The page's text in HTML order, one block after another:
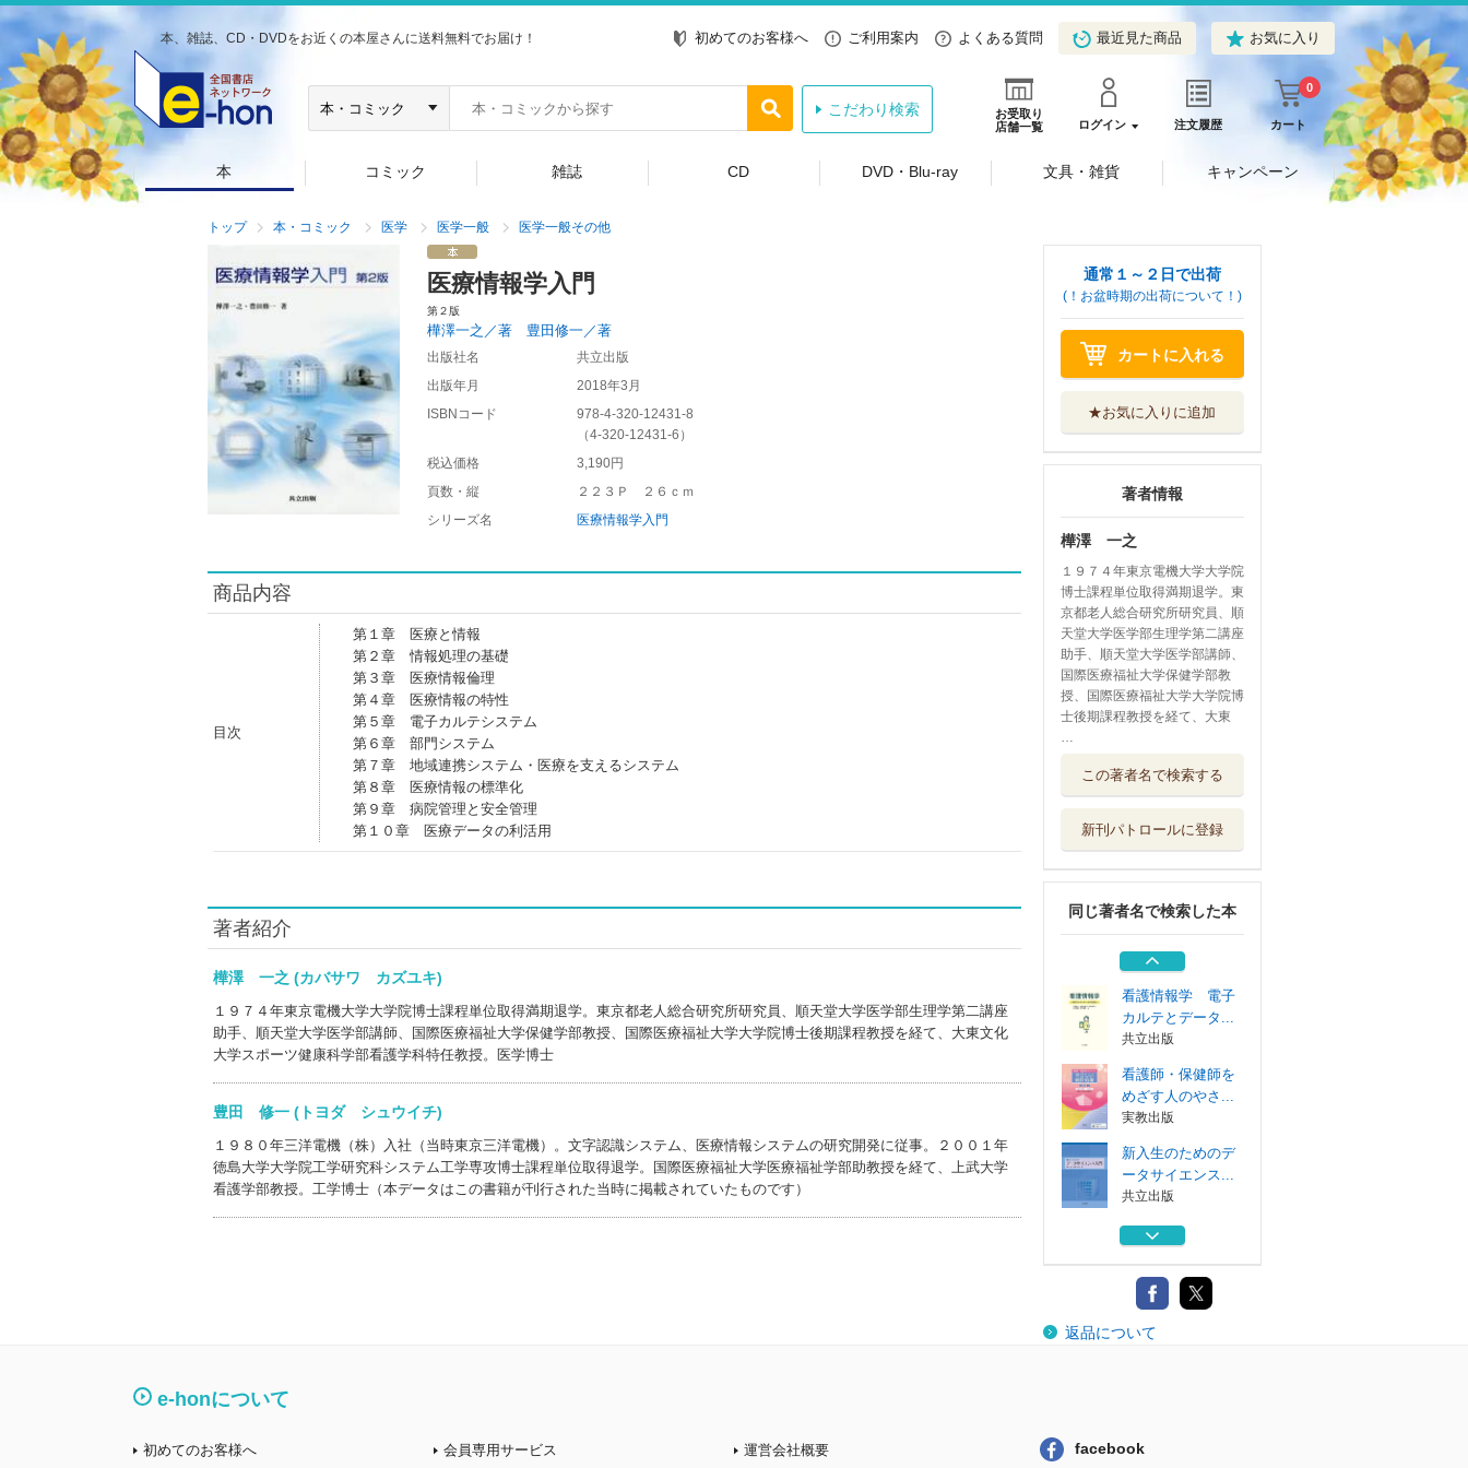
本、雑誌、CD・DVDをお近くの本屋さんに送料無料でお届け！ 初めてのお客様へ ご利用案内 よくある質問 最近見た商品 お気に入り
お受取り
店舗一覧
ログイン 注文履歴 カート
0
こだわり検索
本 コミック 雑誌 CD DVD・Blu-ray 文具・雑貨 キャンペーン
トップ 本・コミック 医学 医学一般 医学一般その他
医療情報学入門
第２版
樺澤一之／著 豊田修一／著
出版社名
共立出版
出版年月
2018年3月
ISBNコード
978-4-320-12431-8
（4-320-12431-6 ）
税込価格
3,190円
頁数・縦
２２３Ｐ ２６ｃｍ
シリーズ名
医療情報学入門
商品内容
目次
第１章 医療と情報
第２章 情報処理の基礎
第３章 医療情報倫理
第４章 医療情報の特性
第５章 電子カルテシステム
第６章 部門システム
第７章 地域連携システム・医療を支えるシステム
第８章 医療情報の標準化
第９章 病院管理と安全管理
第１０章 医療データの利活用
著者紹介
樺澤 一之 (カバサワ カズユキ)
１９７４年東京電機大学大学院博士課程単位取得満期退学。東京都老人総合研究所研究員、順天堂大学医学部生理学第二講座
助手、順天堂大学医学部講師、国際医療福祉大学保健学部教授、国際医療福祉大学大学院博士後期課程教授を経て、大東文化
大学スポーツ健康科学部看護学科特任教授。医学博士
豊田 修一 (トヨダ シュウイチ)
１９８０年三洋電機（株）入社（当時東京三洋電機）。文字認識システム、医療情報システムの研究開発に従事。２００１年
徳島大学大学院工学研究科システム工学専攻博士課程単位取得退学。国際医療福祉大学医療福祉学部助教授を経て、上武大学
看護学部教授。工学博士（本データはこの書籍が刊行された当時に掲載されていたものです）
通常１～２日で出荷
(！お盆時期の出荷について！)
カートに入れる
★お気に入りに追加
著者情報
樺澤 一之
１９７４年東京電機大学大学院
博士課程単位取得満期退学。東
京都老人総合研究所研究員、順
天堂大学医学部生理学第二講座
助手、順天堂大学医学部講師、
国際医療福祉大学保健学部教
授、国際医療福祉大学大学院博
士後期課程教授を経て、大東
…
この著者名で検索する
新刊パトロールに登録
同じ著者名で検索した本
ータサイエンス...
看護師・保健師を
実教出版
医療・保健・福祉
系のための情報...
共立出版
看護情報学 電子
カルテとデータ...
共立出版
看護師・保健師を
めざす人のやさ...
実教出版
新入生のためのデ
ータサイエンス...
共立出版
看護師・保健師を
実教出版
医療・保健・福祉
系のための情報...
返品について
e-honについて
初めてのお客様へ 会員専用サービス 運営会社概要 facebook